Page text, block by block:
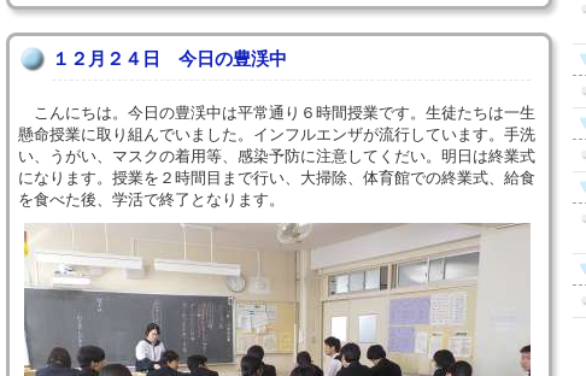
１２月２４日 今日の豊渓中
こんにちは。今日の豊渓中は平常通り６時間授業です。生徒たちは一生
懸命授業に取り組んでいました。インフルエンザが流行しています。手洗
い、うがい、マスクの着用等、感染予防に注意してくだい。明日は終業式
になります。授業を２時間目まで行い、大掃除、体育館での終業式、給食
を食べた後、学活で終了となります。